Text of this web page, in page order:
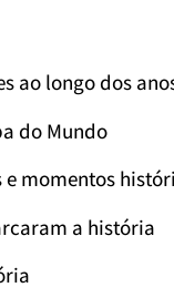
ao longo dos
do Mundo
momentos
a história